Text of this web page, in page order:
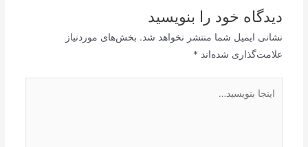
دیدگاه‌ خود را بنویسید
نشانی ایمیل شما منتشر نخواهد شد. بخش‌های موردنیاز
علامت‌گذاری شده‌اند *
بنویسید…